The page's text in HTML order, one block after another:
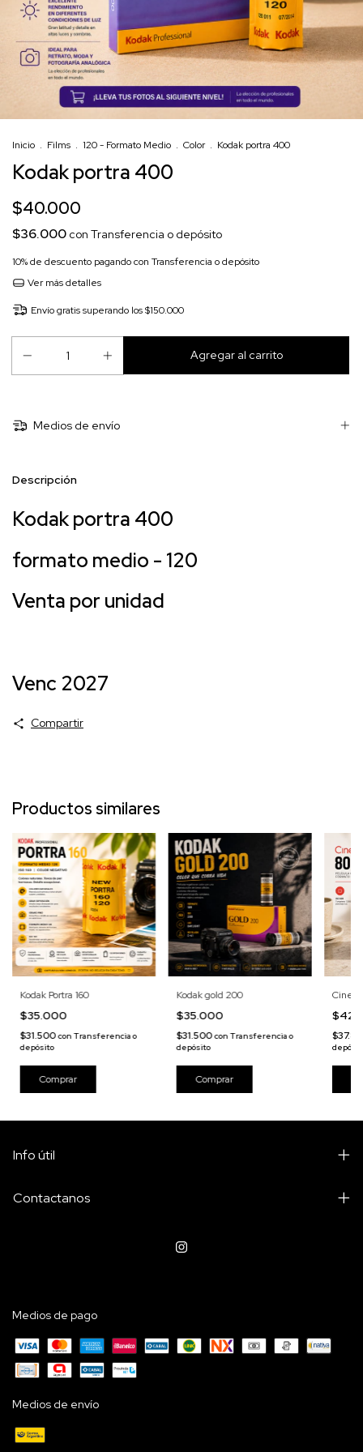
Inicio . Films . 120 - Formato Medio . Color . Kodak portra 400
Kodak portra 400
$40.000
$36.000 con Transferencia o depósito
10% de descuento pagando con Transferencia o depósito
Ver más detalles
Envío gratis superando los$150.000
Medios de envío
Descripción
Kodak portra 400
formato medio - 120
Venta por unidad
Venc 2027
Compartir
Productos similares
Kodak Portra 160
$35.000
$31.500con Transferencia o
depósito
Kodak gold 200
$35.000
$31.500conTransferencia o
depósito
Info útil
Contactanos
Medios de pago
Medios de envío